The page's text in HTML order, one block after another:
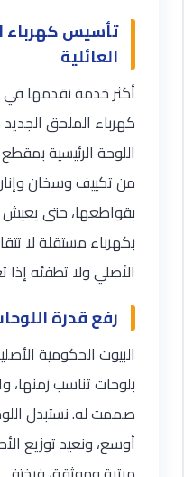
تأسيس كهرباء
العائلية
أكثر خدمة نقدمها في
كهرباء الملحق
اللوحة الرئيسية
من تكييف وسخان
بقواطعها، حتى يعيش
بكهرباء مستقلة لا
الأصلي ولا تطفئه
رفع قدرة
البيوت الحكومية
بلوحات تناسب
صممت له. نستبدل
أوسع، ونعيد توزيع